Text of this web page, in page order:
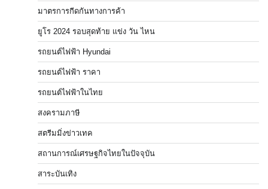
มาตรการกีดกันทางการค้า
ยูโร 2024 รอบสุดท้าย แข่ง วัน ไหน
รถยนต์ไฟฟ้า Hyundai
รถยนต์ไฟฟ้า ราคา
รถยนต์ไฟฟ้าในไทย
สงครามภาษี
สตรีมมิ่งข่าวเทค
สถานการณ์เศรษฐกิจไทยในปัจจุบัน
สาระบันเทิง